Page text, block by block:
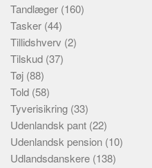
Tandlæger (160)
Tasker (44)
Tillidshverv (2)
Tilskud (37)
Tøj (88)
Told (58)
Tyverisikring (33)
Udenlandsk pant (22)
Udenlandsk pension (10)
Udlandsdanskere (138)